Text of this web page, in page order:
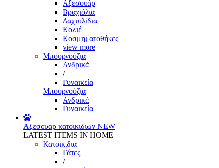
Αξεσουάρ
Βραχιόλια
Δαχτυλίδια
Κολιέ
Κοσμηματοθήκες
view more
Μπουρνούζια
Ανδρικά
/
Γυναικεία
Μπουρνούζια
Ανδρικά
Γυναικεία
Αξεσουαρ κατοικιδιων NEW
LATEST ITEMS IN HOME
Κατοικίδια
Γάτες
/